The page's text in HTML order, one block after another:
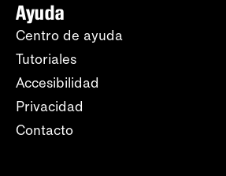
Ayuda
Centro de ayuda
Tutoriales
Accesibilidad
Privacidad
Contacto